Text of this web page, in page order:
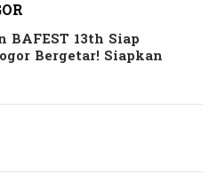
BAFEST 13th Siap
Bergetar! Siapkan